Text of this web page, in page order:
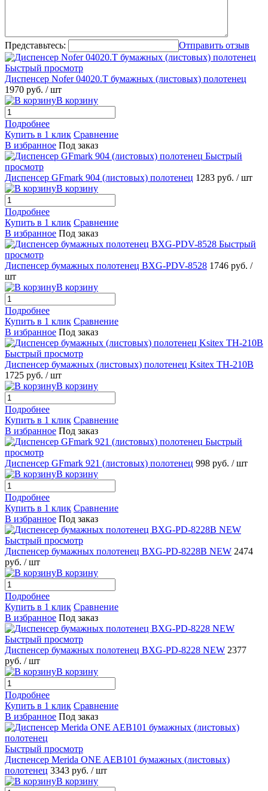
Представьтесь: Отправить отзыв
Быстрый просмотр
Диспенсер Nofer 04020.T бумажных (листовых) полотенец
1970 руб. / шт
В корзину
Подробнее
Купить в 1 клик Сравнение
В избранное Под заказ
Быстрый
просмотр
Диспенсер GFmark 904 (листовых) полотенец 1283 руб. / шт
В корзину
Подробнее
Купить в 1 клик Сравнение
В избранное Под заказ
Быстрый
просмотр
Диспенсер бумажных полотенец BXG-PDV-8528 1746 руб. /
шт
В корзину
Подробнее
Купить в 1 клик Сравнение
В избранное Под заказ
Быстрый просмотр
Диспенсер бумажных (листовых) полотенец Ksitex TH-210B
1725 руб. / шт
В корзину
Подробнее
Купить в 1 клик Сравнение
В избранное Под заказ
Быстрый
просмотр
Диспенсер GFmark 921 (листовых) полотенец 998 руб. / шт
В корзину
Подробнее
Купить в 1 клик Сравнение
В избранное Под заказ
Быстрый просмотр
Диспенсер бумажных полотенец BXG-PD-8228B NEW 2474
руб. / шт
В корзину
Подробнее
Купить в 1 клик Сравнение
В избранное Под заказ
Быстрый просмотр
Диспенсер бумажных полотенец BXG-PD-8228 NEW 2377
руб. / шт
В корзину
Подробнее
Купить в 1 клик Сравнение
В избранное Под заказ
Быстрый просмотр
Диспенсер Merida ONE AEB101 бумажных (листовых)
полотенец 3343 руб. / шт
В корзину